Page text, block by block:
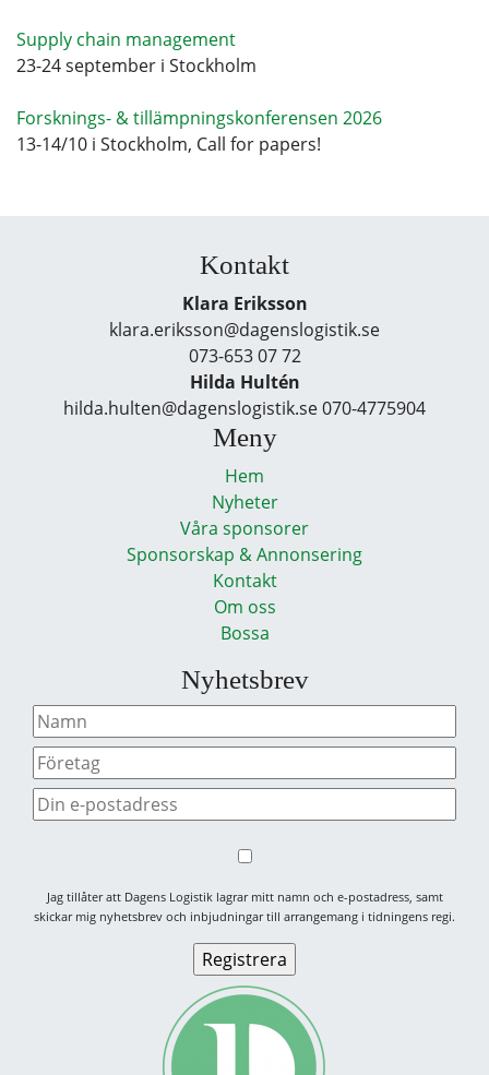
Supply chain management
23-24 september i Stockholm
Forsknings- & tillämpningskonferensen 2026
13-14/10 i Stockholm, Call for papers!
Kontakt
Klara Eriksson
klara.eriksson@dagenslogistik.se
073-653 07 72
Hilda Hultén
hilda.hulten@dagenslogistik.se 070-4775904
Meny
Hem
Nyheter
Våra sponsorer
Sponsorskap & Annonsering
Kontakt
Om oss
Bossa
Nyhetsbrev
Jag tillåter att Dagens Logistik lagrar mitt namn och e-postadress, samt
skickar mig nyhetsbrev och inbjudningar till arrangemang i tidningens regi.